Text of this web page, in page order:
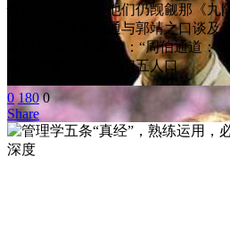
悍的五位高手，他们仍觊觎那《
在书中是借周伯通与郭靖之口谈
这段往事。 原著道：“周伯通道：
顶，大雪封山。他们五人口
0 180 0
Share